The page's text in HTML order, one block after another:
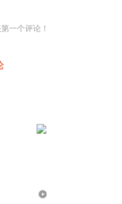
一个评论！